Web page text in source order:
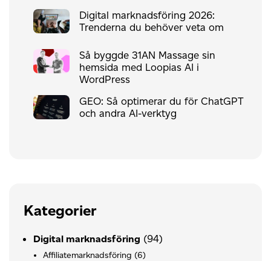
Digital marknadsföring 2026:
Trenderna du behöver veta om
Så byggde 31AN Massage sin
hemsida med Loopias AI i
WordPress
GEO: Så optimerar du för ChatGPT
och andra AI-verktyg
Kategorier
Digital marknadsföring (94)
Affiliatemarknadsföring (6)